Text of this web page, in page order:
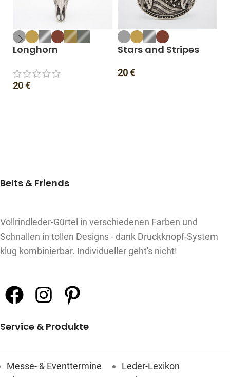
Longhorn
20€
Stars and Stripes
20€
Belts & Friends
Vollrindleder-Gürtel in verschiedenen Farben und
Schnallen in tollen Designs - dank Druckknopf-System
klug kombinierbar. Individueller geht's nicht!
Service & Produkte
Messe- & Eventtermine
Leder-Lexikon